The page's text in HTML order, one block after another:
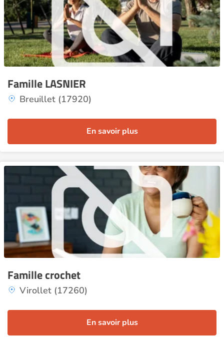
Famille LASNIER
Breuillet (17920)
En savoir plus
Famille crochet
Virollet (17260)
En savoir plus